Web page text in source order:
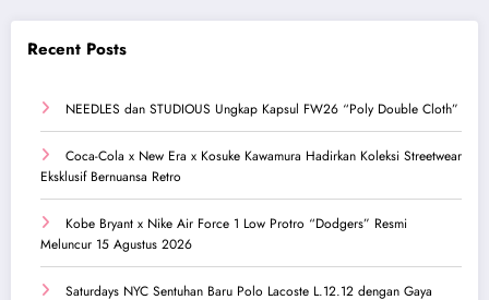
Recent Posts
NEEDLES dan STUDIOUS Ungkap Kapsul FW26 “Poly Double Cloth”
Coca-Cola x New Era x Kosuke Kawamura Hadirkan Koleksi Streetwear
Eksklusif Bernuansa Retro
Kobe Bryant x Nike Air Force 1 Low Protro “Dodgers” Resmi
Meluncur 15 Agustus 2026
Saturdays NYC Sentuhan Baru Polo Lacoste L.12.12 dengan Gaya